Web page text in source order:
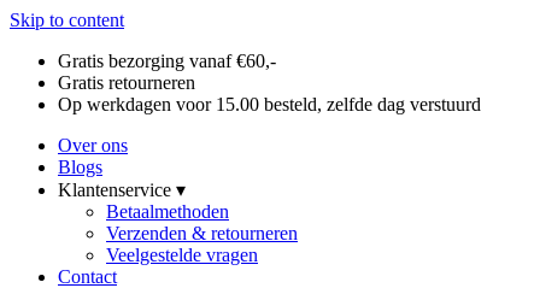
Skip to content
Gratis bezorging vanaf €60,-
Gratis retourneren
Op werkdagen voor 15.00 besteld, zelfde dag verstuurd
Over ons
Blogs
Klantenservice ▾
Betaalmethoden
Verzenden & retourneren
Veelgestelde vragen
Contact